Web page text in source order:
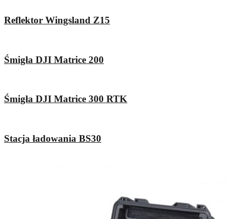
Reflektor Wingsland Z15
Śmigła DJI Matrice 200
Śmigła DJI Matrice 300 RTK
Stacja ładowania BS30